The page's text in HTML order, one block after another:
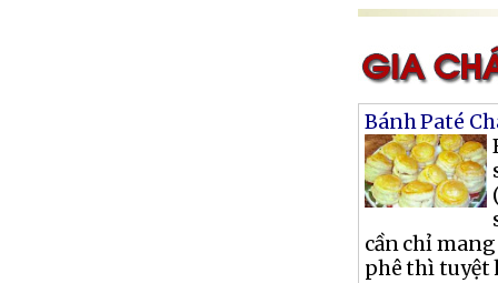
Bánh Paté
cần chỉ
phê thì tuyệt